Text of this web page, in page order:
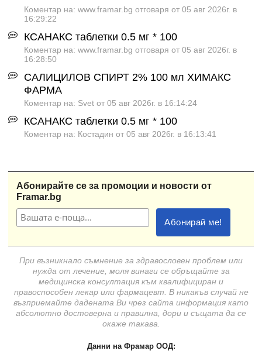
Коментар на: www.framar.bg отговаря от 05 авг 2026г. в
16:29:22
КСАНАКС таблетки 0.5 мг * 100
Коментар на: www.framar.bg отговаря от 05 авг 2026г. в
16:28:50
САЛИЦИЛОВ СПИРТ 2% 100 мл ХИМАКС
ФАРМА
Коментар на: Svet от 05 авг 2026г. в 16:14:24
КСАНАКС таблетки 0.5 мг * 100
Коментар на: Костадин от 05 авг 2026г. в 16:13:41
Абонирайте се за промоции и новости от
Framar.bg
При възникнало съмнение за здравословен проблем или
нужда от лечение, моля винаги се обръщайте за
медицинска консултация към квалифициран и
правоспособен лекар или фармацевт. В никакъв случай не
възприемайте дадената Ви чрез сайта информация като
абсолютно достоверна и правилна, дори и същата да се
окаже такава.
Данни на Фрамар ООД: